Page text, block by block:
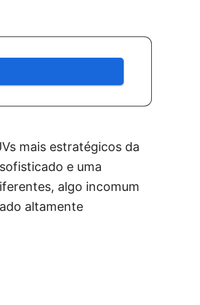
mais estratégicos da
e uma
algo incomum
altamente